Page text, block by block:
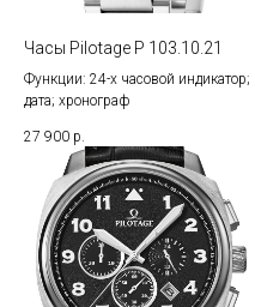
Часы Pilotage P 103.10.21
Функции: 24-х часовой индикатор;
дата; хронограф
27 900 р.